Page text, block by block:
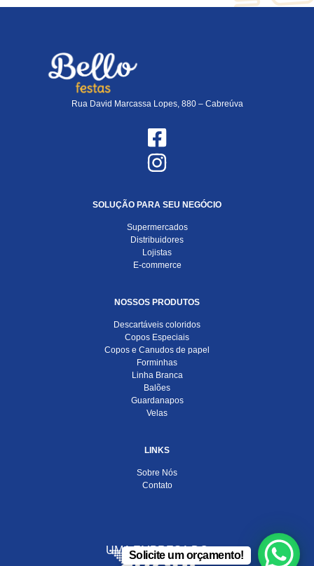
Rua David Marcassa Lopes, 880 – Cabreúva
SOLUÇÃO PARA SEU NEGÓCIO
Supermercados
Distribuidores
Lojistas
E-commerce
NOSSOS PRODUTOS
Descartáveis coloridos
Copos Especiais
Copos e Canudos de papel
Forminhas
Linha Branca
Balões
Guardanapos
Velas
LINKS
Sobre Nós
Contato
UMA EMPRESA DO
Solicite um orçamento!